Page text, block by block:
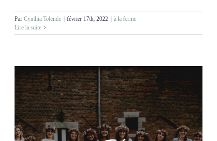
Par Cynthia Tolende | février 17th, 2022 | à la ferme
Lire la suite